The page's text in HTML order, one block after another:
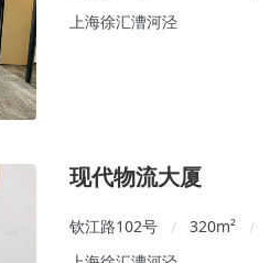
上海徐汇漕河泾
现代物流大厦
钦江路102号 / 320m²
/